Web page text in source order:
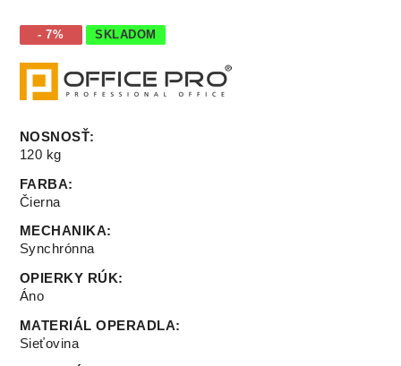
- 7% SKLADOM
NOSNOSŤ:
120 kg
FARBA:
Čierna
MECHANIKA:
Synchrónna
OPIERKY RÚK:
Áno
MATERIÁL OPERADLA:
Sieťovina